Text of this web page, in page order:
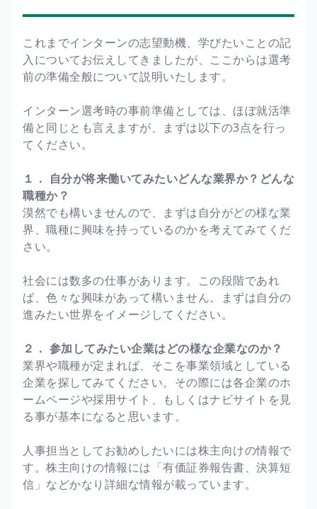
これまでインターンの志望動機、学びたいことの記
入についてお伝えしてきましたが、ここからは選考
前の準備全般について説明いたします。
インターン選考時の事前準備としては、ほぼ就活準
備と同じとも言えますが、まずは以下の3点を行っ
てください。
１． 自分が将来働いてみたいどんな業界か？どんな
職種か？
漠然でも構いませんので、まずは自分がどの様な業
界、職種に興味を持っているのかを考えてみてくだ
さい。
社会には数多の仕事があります。この段階であれ
ば、色々な興味があって構いません。まずは自分の
進みたい世界をイメージしてください。
２． 参加してみたい企業はどの様な企業なのか？
業界や職種が定まれば、そこを事業領域としている
企業を探してみてください。その際には各企業のホ
ームページや採用サイト、もしくはナビサイトを見
る事が基本になると思います。
人事担当としてお勧めしたいには株主向けの情報で
す。株主向けの情報には「有価証券報告書、決算短
信」などかなり詳細な情報が載っています。